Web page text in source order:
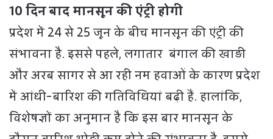
10 दिन बाद मानसून की एंट्री होगी
प्रदेश में 24 से 25 जून के बीच मानसून की एंट्री की
संभावना है. इससे पहले, लगातार बंगाल की खाड़ी
और अरब सागर से आ रही नम हवाओं के कारण प्रदेश
में आंधी-बारिश की गतिविधियां बढ़ी हैं. हालांकि,
विशेषज्ञों का अनुमान है कि इस बार मानसून के